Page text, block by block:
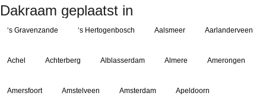
Dakraam geplaatst in
‘s Gravenzande ‘s Hertogenbosch Aalsmeer Aarlanderveen
Achel Achterberg Alblasserdam Almere Amerongen
Amersfoort Amstelveen Amsterdam Apeldoorn